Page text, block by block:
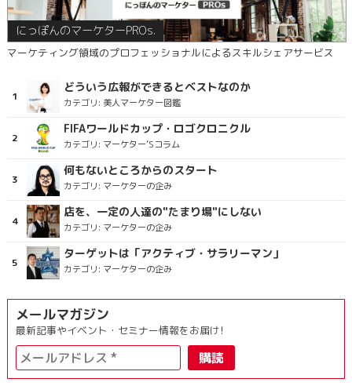
にっぽんのマーケターPROs.
マーケティング領域のプロフェッショナルによるスキルシェアサービス
どういう広報ができるとベストなのか
カテゴリ: 美人マーケター図鑑
FIFAワールドカップ・ロゴクロニクル
カテゴリ: マーケター’Sコラム
何もないところからのスタート
カテゴリ: マーケターの企み
店を、一定の人達の"たまり場"にしない
カテゴリ: マーケターの企み
ターゲットは「アクティブ・サラリーマン」
カテゴリ: マーケターの企み
メールマガジン
最新記事やイベント・セミナー情報をお届け!